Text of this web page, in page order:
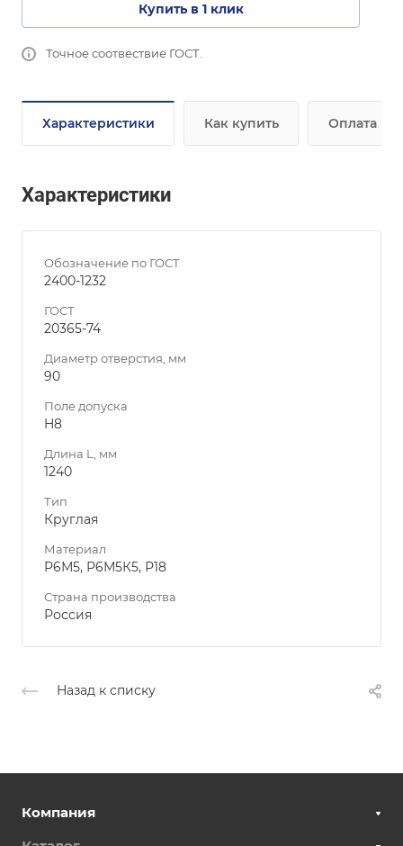
Купить в 1 клик
Точное соотвествие ГОСТ.
Характеристики Как купить Оплата
Характеристики
Обозначение по ГОСТ
2400-1232
ГОСТ
20365-74
Диаметр отверстия, мм
90
Поле допуска
H8
Длина L, мм
1240
Тип
Круглая
Материал
Р6М5, Р6М5К5, Р18
Страна производства
Россия
Назад к списку
Компания